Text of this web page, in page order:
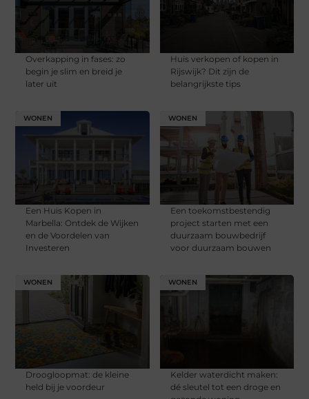
Overkapping in fases: zo
begin je slim en breid je
later uit
Huis verkopen of kopen in
Rijswijk? Dit zijn de
belangrijkste tips
WONEN
Een Huis Kopen in
Marbella: Ontdek de Wijken
en de Voordelen van
Investeren
WONEN
Een toekomstbestendig
project starten met een
duurzaam bouwbedrijf
voor duurzaam bouwen
WONEN
Droogloopmat: de kleine
held bij je voordeur
WONEN
Kelder waterdicht maken:
dé sleutel tot een droge en